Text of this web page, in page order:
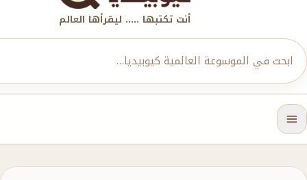
أنت تكتبها ..... ليقرأها العالم